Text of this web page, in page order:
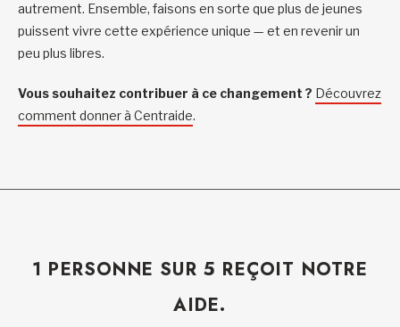
autrement. Ensemble, faisons en sorte que plus de jeunes
puissent vivre cette expérience unique — et en revenir un
peu plus libres.
Vous souhaitez contribuer à ce changement ? Découvrez
comment donner à Centraide.
1 PERSONNE SUR 5 REÇOIT NOTRE
AIDE.